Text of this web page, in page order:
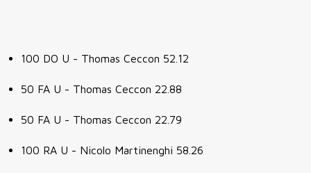
100 DO U - Thomas Ceccon 52.12
50 FA U - Thomas Ceccon 22.88
50 FA U - Thomas Ceccon 22.79
100 RA U - Nicolo Martinenghi 58.26